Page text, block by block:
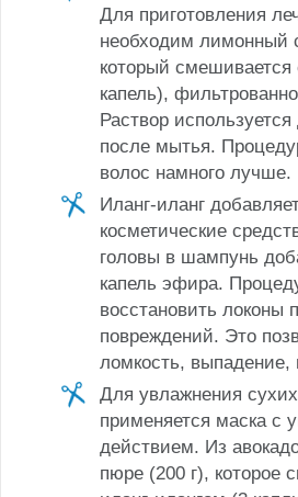
Для приготовления
необходим лимонный
который смешивается
капель),
Раствор
после мытья.
волос намного лучше.
Иланг-иланг
косметические
головы в шампунь
капель эфира.
восстановить локоны
повреждений. Это
ломкость, выпадение,
Для увлажнения
применяется маска с
действием. Из
пюре (200 г), которое